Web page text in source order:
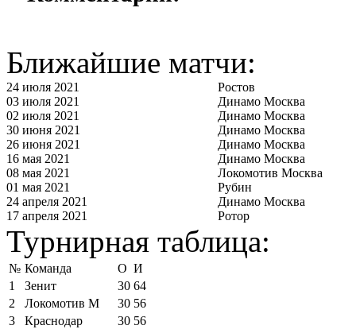
Ближайшие матчи:
24 июля 2021
Ростов
03 июля 2021
Динамо Москва
02 июля 2021
Динамо Москва
30 июня 2021
Динамо Москва
26 июня 2021
Динамо Москва
16 мая 2021
Динамо Москва
08 мая 2021
Локомотив Москва
01 мая 2021
Рубин
24 апреля 2021
Динамо Москва
17 апреля 2021
Ротор
Турнирная таблица:
№ Команда О И
1
Зенит 30 64
2
Локомотив М 30 56
3
Краснодар 30 56